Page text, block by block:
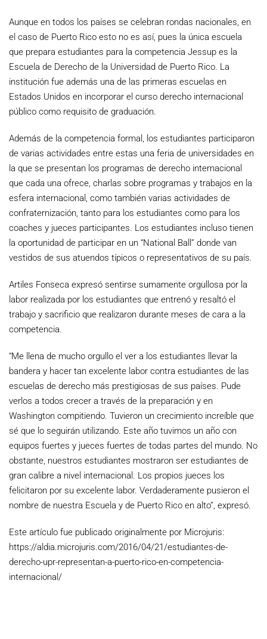
Aunque en todos los países se celebran rondas nacionales, en
el caso de Puerto Rico esto no es así, pues la única escuela
que prepara estudiantes para la competencia Jessup es la
Escuela de Derecho de la Universidad de Puerto Rico. La
institución fue además una de las primeras escuelas en
Estados Unidos en incorporar el curso derecho internacional
público como requisito de graduación.
Además de la competencia formal, los estudiantes participaron
de varias actividades entre estas una feria de universidades en
la que se presentan los programas de derecho internacional
que cada una ofrece, charlas sobre programas y trabajos en la
esfera internacional, como también varias actividades de
confraternización, tanto para los estudiantes como para los
coaches y jueces participantes. Los estudiantes incluso tienen
la oportunidad de participar en un “National Ball” donde van
vestidos de sus atuendos típicos o representativos de su país.
Artiles Fonseca expresó sentirse sumamente orgullosa por la
labor realizada por los estudiantes que entrenó y resaltó el
trabajo y sacrificio que realizaron durante meses de cara a la
competencia.
“Me llena de mucho orgullo el ver a los estudiantes llevar la
bandera y hacer tan excelente labor contra estudiantes de las
escuelas de derecho más prestigiosas de sus países. Pude
verlos a todos crecer a través de la preparación y en
Washington compitiendo. Tuvieron un crecimiento increíble que
sé que lo seguirán utilizando. Este año tuvimos un año con
equipos fuertes y jueces fuertes de todas partes del mundo. No
obstante, nuestros estudiantes mostraron ser estudiantes de
gran calibre a nivel internacional. Los propios jueces los
felicitaron por su excelente labor. Verdaderamente pusieron el
nombre de nuestra Escuela y de Puerto Rico en alto”, expresó.
Este artículo fue publicado originalmente por Microjuris:
https://aldia.microjuris.com/2016/04/21/estudiantes-de-
derecho-upr-representan-a-puerto-rico-en-competencia-
internacional/